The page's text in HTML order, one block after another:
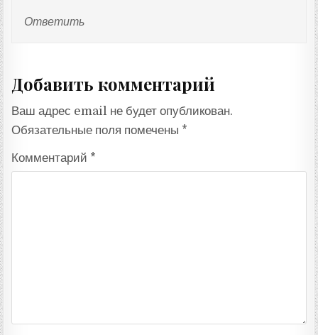
Ответить
Добавить комментарий
Ваш адрес email не будет опубликован.
Обязательные поля помечены *
Комментарий *